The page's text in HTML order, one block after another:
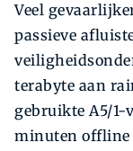
Veel
passieve
terabyte aan
gebruikte A5/
minuten offline